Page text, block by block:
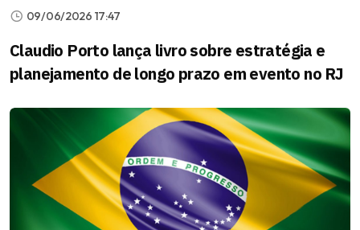
09/06/2026 17:47
Claudio Porto lança livro sobre estratégia e
planejamento de longo prazo em evento no RJ